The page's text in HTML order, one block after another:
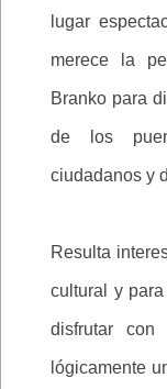
lugar
merece la
Branko para
de los
ciudadanos y
Resulta
cultural y
disfrutar
lógicamente